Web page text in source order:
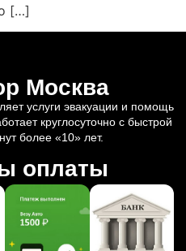
[…]
Москва
услуги эвакуации и помощь
круглосуточно с быстрой
более «10» лет.
оплаты